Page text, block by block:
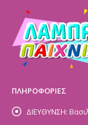
ΠΛΗΡΟΦΟΡΙΕΣ
ΔΙΕΥΘΥΝΣΗ: